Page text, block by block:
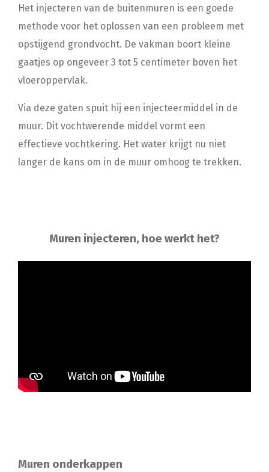
Het injecteren van de buitenmuren is een goede
methode voor het oplossen van een probleem met
opstijgend grondvocht. De vakman boort kleine
gaatjes op ongeveer 3 tot 5 centimeter boven het
vloeroppervlak.
Via deze gaten spuit hij een injecteermiddel in de
muur. Dit vochtwerende middel vormt een
effectieve vochtkering. Het water krijgt nu niet
langer de kans om in de muur omhoog te trekken.
Muren injecteren, hoe werkt het?
Muren onderkappen